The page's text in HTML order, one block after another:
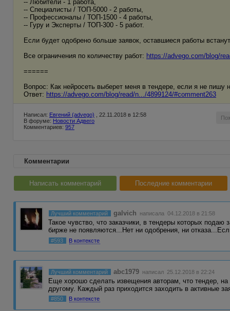
-- Любители - 1 работа,
-- Специалисты / ТОП-5000 - 2 работы,
-- Профессионалы / ТОП-1500 - 4 работы,
-- Гуру и Эксперты / ТОП-300 - 5 работ.
Если будет одобрено больше заявок, оставшиеся работы
Все ограничения по количеству работ: https://advego.com/blog/
======
Вопрос: Как нейросеть выберет меня в тендере, если я не пишу
Ответ: https://advego.com/blog/read/n.../4899124/#comment263
Написал: Евгений (advego) , 22.11.2018 в 12:58
В форуме: Новости Адвего
Комментариев: 957
Комментарии
Написать комментарий Последние комментарии
Лучший комментарий galvich написала 04.12.2018 в 21:58
Такое чувство, что заказчики, в тендеры которых
бирже не появляются...Нет ни одобрения, ни
#593 В контексте
Лучший комментарий abc1979 написал 25.12.2018 в 22:24
Еще хорошо сделать извещения авторам, что тендер, на
другому. Каждый раз приходится заходить в активные
#850 В контексте